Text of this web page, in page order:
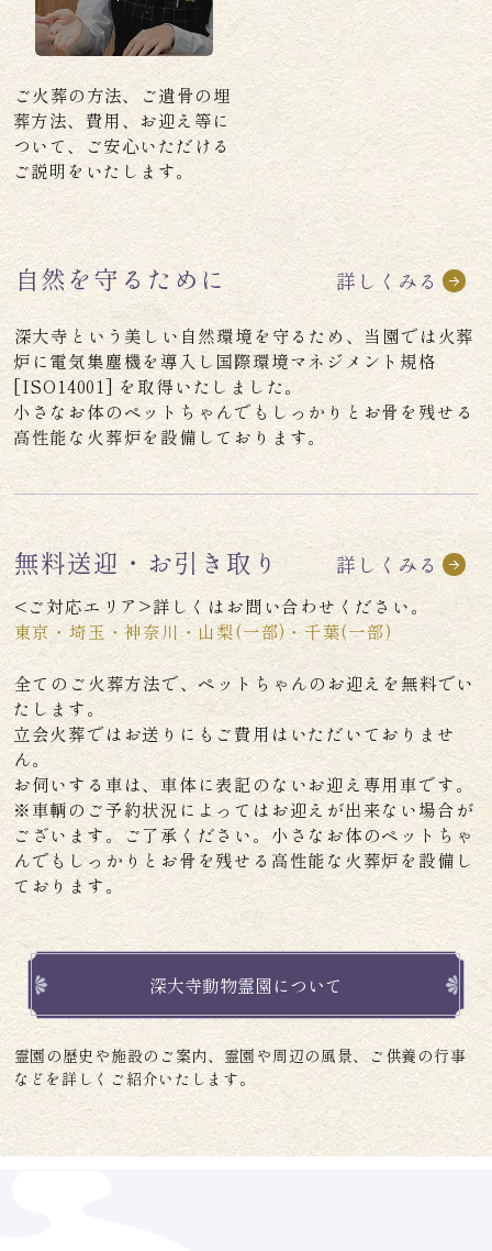
ご火葬の方法、ご遺骨の埋
葬方法、費用、お迎え等に
ついて、ご安心いただける
ご説明をいたします。
自然を守るために 詳しくみる
深大寺という美しい自然環境を守るため、当園では火葬
炉に電気集塵機を導入し国際環境マネジメント規格
[ISO14001] を取得いたしました。
小さなお体のペットちゃんでもしっかりとお骨を残せる
高性能な火葬炉を設備しております。
無料送迎・お引き取り
<ご対応エリア>詳しくはお問い合わせください。
東京・埼玉・神奈川・山梨(一部)・千葉(一部)
詳しくみる
全てのご火葬方法で、ペットちゃんのお迎えを無料でい
たします。
立会火葬ではお送りにもご費用はいただいておりませ
ん。
お伺いする車は、車体に表記のないお迎え専用車です。
※車輌のご予約状況によってはお迎えが出来ない場合が
ございます。ご了承ください。小さなお体のペットちゃ
んでもしっかりとお骨を残せる高性能な火葬炉を設備し
ております。
深大寺動物霊園について
霊園の歴史や施設のご案内、霊園や周辺の風景、ご供養の行事
などを詳しくご紹介いたします。